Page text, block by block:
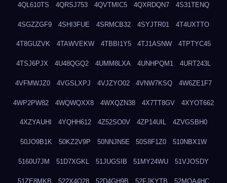
4QL610TS 4QRSJ753 4QVTMIC5 4QXRDQN7 4S31TENQ
4SGZZGF9 4SHI3FUE 4SRMCB32 4SYJTR01 4T4UXTTO
4T8GUZVK 4TAWVEKW 4TBBI1Y5 4TJ1ASNW 4TPTYC45
4TSJ6PJX 4U48QGQ2 4UMM8LXA 4UNHPQM1 4URT243L
4VFMWJZ0 4VGSLXPJ 4VJZYO02 4VNW7KSQ 4W6ZE1F7
4WP2PW82 4WQWQXX8 4WXQZN38 4X7TT8GV 4XYOT662
4XZYAUHI 4YQHH612 4Z52SO0V 4ZP14UIL 4ZVGSBH0
50JO9B1K 50KZ2V9P 50NNJN5E 50S8F1Z0 510NBX1W
5160U7JM 51D7XGKL 51JUGSIB 51MY24WU 51VJOSDY
51ZE8MKB 522X4O28 52D4GH9B 52FJKYTB 52MOA4HC